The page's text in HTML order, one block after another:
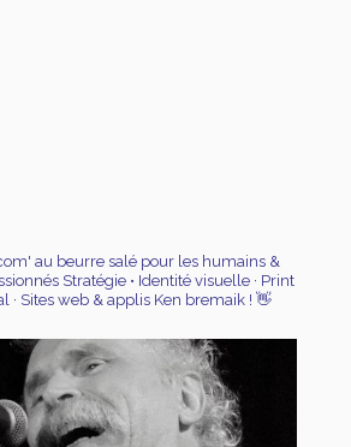
au beurre salé pour les humains &
Stratégie • Identité visuelle · Print
· Sites web & applis Ken bremaik ! 👋